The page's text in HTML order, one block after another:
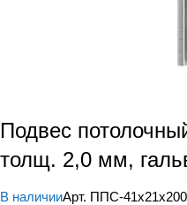
Подвес
толщ. 2,0 мм,
В наличииАрт. ППС-